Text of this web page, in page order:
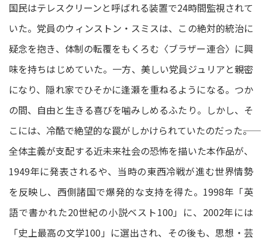
国民はテレスクリーンと呼ばれる装置で24時間監視されて
いた。党員のウィンストン・スミスは、この絶対的統治に
疑念を抱き、体制の転覆をもくろむ〈ブラザー連合〉に興
味を持ちはじめていた。一方、美しい党員ジュリアと親密
になり、隠れ家でひそかに逢瀬を重ねるようになる。つか
の間、自由と生きる喜びを噛みしめるふたり。しかし、そ
こには、冷酷で絶望的な罠がしかけられていたのだった――。
全体主義が支配する近未来社会の恐怖を描いた本作品が、
1949年に発表されるや、当時の東西冷戦が進む世界情勢
を反映し、西側諸国で爆発的な支持を得た。1998年「英
語で書かれた20世紀の小説ベスト100」に、2002年には
「史上最高の文学100」に選出され、その後も、思想・芸